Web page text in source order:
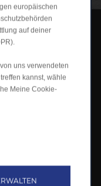
und schafft mit
intuitive
europäischen
auf deiner
uns verwendeten
kannst, wähle
Meine Cookie-